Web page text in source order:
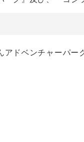
ドベンチャーパー